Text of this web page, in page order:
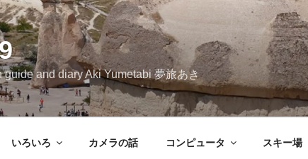
guide and diary Aki Yumetabi 夢旅あき
いろいろ カメラの話 コンピュータ スキー場